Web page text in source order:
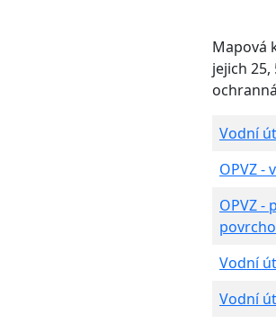
Mapová
jejich
Vodní
OPVZ -
OPVZ -
Vodní
Vodní